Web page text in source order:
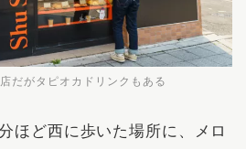
だがタピオカドリンクもある
ほど西に歩いた場所に、メロ